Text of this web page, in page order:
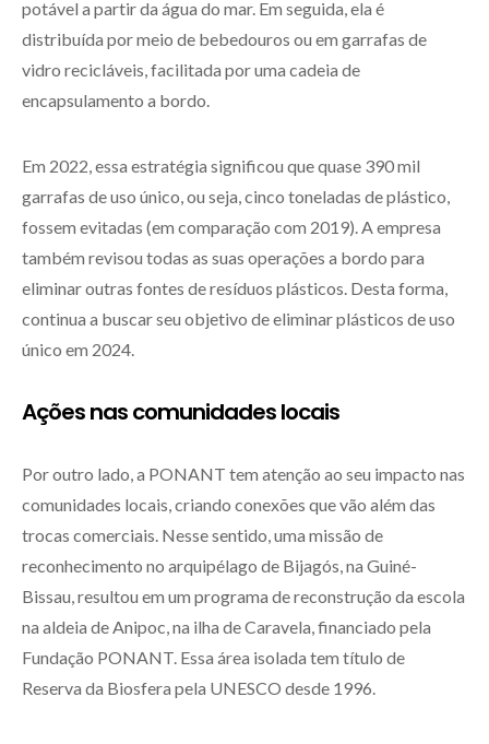
potável a partir da água do mar. Em seguida, ela é
distribuída por meio de bebedouros ou em garrafas de
vidro recicláveis, facilitada por uma cadeia de
encapsulamento a bordo.
Em 2022, essa estratégia significou que quase 390 mil
garrafas de uso único, ou seja, cinco toneladas de plástico,
fossem evitadas (em comparação com 2019). A empresa
também revisou todas as suas operações a bordo para
eliminar outras fontes de resíduos plásticos. Desta forma,
continua a buscar seu objetivo de eliminar plásticos de uso
único em 2024.
Ações nas comunidades locais
Por outro lado, a PONANT tem atenção ao seu impacto nas
comunidades locais, criando conexões que vão além das
trocas comerciais. Nesse sentido, uma missão de
reconhecimento no arquipélago de Bijagós, na Guiné-
Bissau, resultou em um programa de reconstrução da escola
na aldeia de Anipoc, na ilha de Caravela, financiado pela
Fundação PONANT. Essa área isolada tem título de
Reserva da Biosfera pela UNESCO desde 1996.